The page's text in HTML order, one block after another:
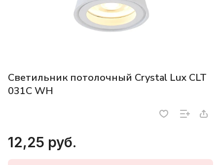
Светильник потолочный Crystal Lux CLT
031C WH
12,25 руб.